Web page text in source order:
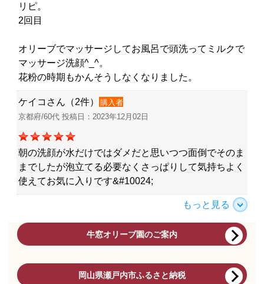
リピ。
2回目
オリーブでマッサージしてお風呂で頭洗ってミルクで
マッサージ洗顔^_^。
花粉の時期もかんそうしなくなりました。
ケイコさん（2件）
購入者
京都府/60代 投稿日：2023年12月02日
朝の洗顔が水だけではダメだと思いつつ面倒でそのま
までしたが泡立てる必要なくさっぱりして気持ちよく
使えてお気に入りです&#10024;
もっと見る
牛窓オリーブ園のご案内
岡山県瀬戸内市ふるさと納税